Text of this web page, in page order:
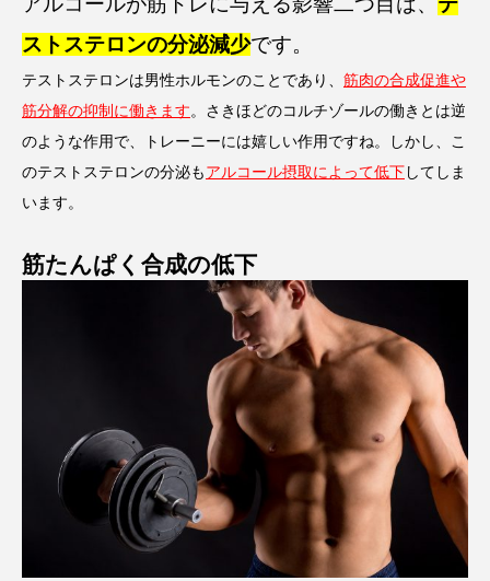
ストステロンの分泌減少です。
テストステロンは男性ホルモンのことであり、 筋肉の合成促進や
筋分解の抑制に働きます。さきほどのコルチゾールの働きとは逆
のような作用で、トレーニーには嬉しい作用ですね。しかし、こ
のテストステロンの分泌もアルコール摂取によって低下してしま
います。
筋たんぱく合成の低下